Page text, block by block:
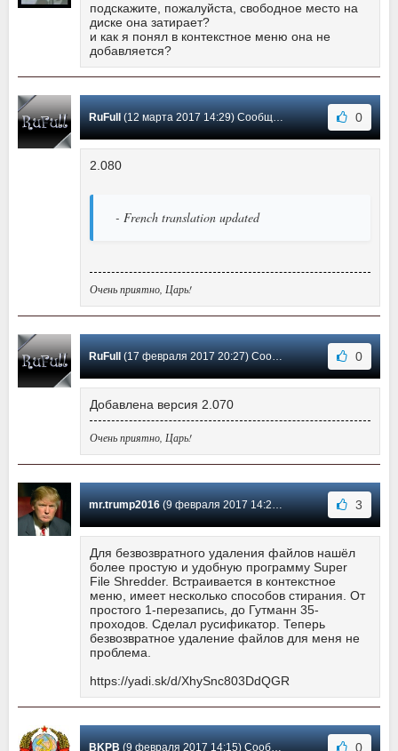
подскажите, пожалуйста, свободное место на
диске она затирает?
и как я понял в контекстное меню она не
добавляется?
RuFull (12 марта 2017 14:29) Сообщение #38 0
2.080
- French translation updated
Очень приятно, Царь!
RuFull (17 февраля 2017 20:27) Сообщение #37 0
Добавлена версия 2.070
Очень приятно, Царь!
mr.trump2016(9 февраля 2017 14:25) Сообщение #36 3
Для безвозвратного удаления файлов нашёл
более простую и удобную программу Super
File Shredder. Встраивается в контекстное
меню, имеет несколько способов стирания. От
простого 1-перезапись, до Гутманн 35-
проходов. Сделал русификатор. Теперь
безвозвратное удаление файлов для меня не
проблема.
https://yadi.sk/d/XhySnc803DdQGR
BKPB(9 февраля 2017 14:15) Сообщение #35 0